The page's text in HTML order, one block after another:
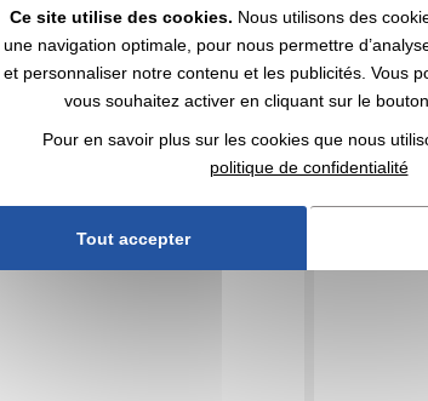
DEVIS EXPRESS
publicitaire long NEOBLU
Réf.
Tablier
Ce site utilise des cookies. Nous utilisons des
une navigation optimale, pour nous permettre
et personnaliser notre contenu et les publicités. Vous
vous souhaitez activer en cliquant sur le
Pour en savoir plus sur les cookies que nous
politique de confidentialité
Tout accepter